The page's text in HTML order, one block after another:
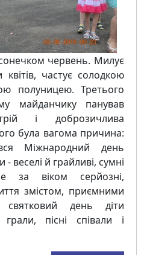
червень. Милує
частує солодкою
полуницею. Третього
майданчику панував
і доброзичлива
була вагома причина:
Міжнародний день
- веселі й грайливі, сумні
за віком серйозні,
змістом, приємними
день діти
пісні співали і